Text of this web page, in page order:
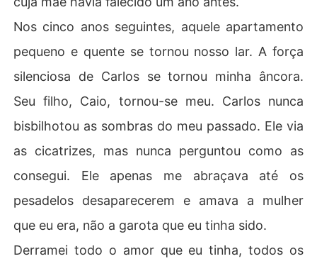
Nos cinco anos seguintes, aquele apartamento
pequeno e quente se tornou nosso lar. A força
silenciosa de Carlos se tornou minha âncora.
Seu filho, Caio, tornou-se meu. Carlos nunca
bisbilhotou as sombras do meu passado. Ele via
as cicatrizes, mas nunca perguntou como as
consegui. Ele apenas me abraçava até os
pesadelos desaparecerem e amava a mulher
que eu era, não a garota que eu tinha sido.
Derramei todo o amor que eu tinha, todos os